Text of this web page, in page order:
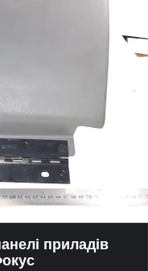
приладів